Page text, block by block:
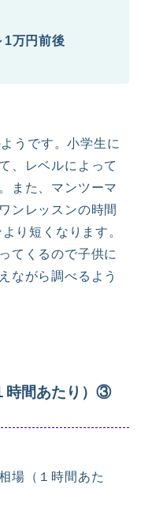
1万円前後
うです。小学生に
、レベルによって
また、マンツーマ
ンレッスンの時間
り短くなります。
てくるので子供に
ながら調べるよう
時間あたり）③
場（１時間あた